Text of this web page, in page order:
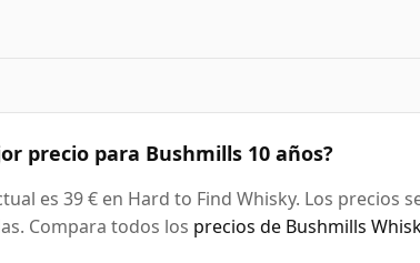
precio para Bushmills 10 años?
es 39 € en Hard to Find Whisky. Los precios
Compara todos los precios de Bushmills